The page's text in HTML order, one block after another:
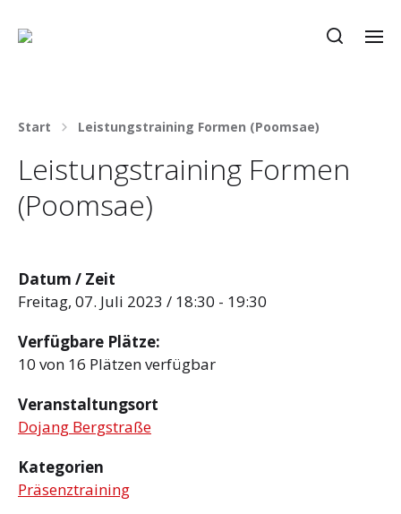
Start Leistungstraining Formen (Poomsae)
Leistungstraining Formen
(Poomsae)
Datum / Zeit
Freitag, 07. Juli 2023 / 18:30 - 19:30
Verfügbare Plätze:
10 von 16 Plätzen verfügbar
Veranstaltungsort
Dojang Bergstraße
Kategorien
Präsenztraining